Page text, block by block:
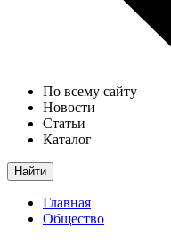
По всему сайту
Новости
Статьи
Каталог
Найти
Главная
Общество